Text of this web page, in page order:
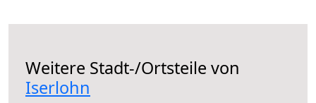
Weitere Stadt-/Ortsteile von
Iserlohn